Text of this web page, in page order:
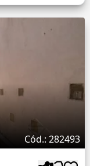
Cód.: 282493